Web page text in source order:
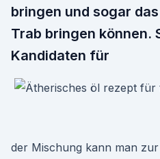
bringen und sogar
Trab bringen können.
Kandidaten für
der Mischung kann man